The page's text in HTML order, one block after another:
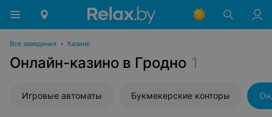
Все заведения • Казино
Онлайн-казино в Гродно 1
Игровые автоматы Букмекерские конторы